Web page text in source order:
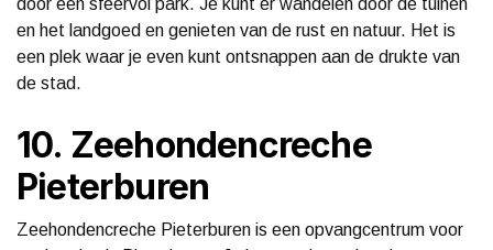
en het landgoed en genieten van de rust en natuur. Het is
een plek waar je even kunt ontsnappen aan de drukte van
de stad.
10. Zeehondencreche
Pieterburen
Zeehondencreche Pieterburen is een opvangcentrum voor